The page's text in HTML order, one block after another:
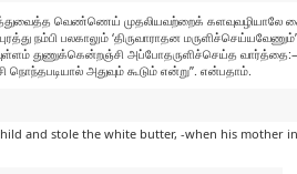
வெண்ணெய் முதலியவற்றைக் களவுவழியாலே
நம்பி பலகாலும் ‘திருவாராதன
துணுக்கென்றஞ்சி அப்போதருளிச்செய்த
அதுவும் கூடும் என்று”. என்பதாம்.
and stole the white butter, -when his